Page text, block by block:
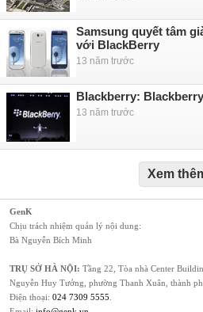
Samsung quyết tâm
với BlackBerry
13 năm trước
Blackberry:
13 năm trước
Xem
GenK
Chịu trách nhiệm quản lý nội dung:
Bà Nguyễn Bích Minh
TRỤ SỞ HÀ NỘI: Tầng 22, Tòa nhà Center
Nguyễn Huy Tưởng, phường Thanh Xuân, thành
Điện thoại: 024 7309 5555